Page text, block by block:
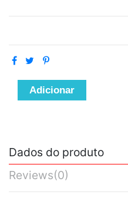
Adicionar
Dados do produto
Reviews(0)